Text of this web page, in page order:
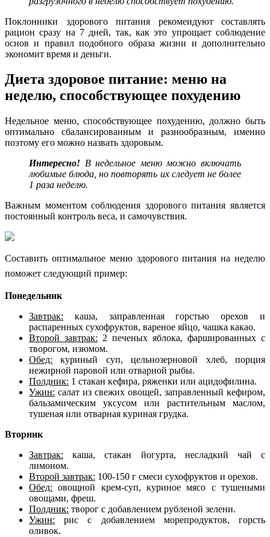
Поклонники здорового питания рекомендуют составлять
рацион сразу на 7 дней, так, как это упрощает соблюдение
основ и правил подобного образа жизни и дополнительно
экономит время и деньги.
Диета здоровое питание: меню на
неделю, способствующее похудению
Недельное меню, способствующее похудению, должно быть
оптимально сбалансированным и разнообразным, именно
поэтому его можно назвать здоровым.
Интересно! В недельное меню можно включать
любимые блюда, но повторять их следует не более
1 раза неделю.
Важным моментом соблюдения здорового питания является
постоянный контроль веса, и самочувствия.
Составить оптимальное меню здорового питания на неделю
поможет следующий пример:
Понедельник
Завтрак: каша, заправленная горстью орехов и
распаренных сухофруктов, вареное яйцо, чашка какао.
Второй завтрак: 2 печеных яблока, фаршированных с
творогом, изюмом.
Обед: куриный суп, цельнозерновой хлеб, порция
нежирной паровой или отварной рыбы.
Полдник: 1 стакан кефира, ряженки или ацидофилина.
Ужин: салат из свежих овощей, заправленный кефиром,
бальзамическим уксусом или растительным маслом,
тушеная или отварная куриная грудка.
Вторник
Завтрак: каша, стакан йогурта, несладкий чай с
лимоном.
Второй завтрак: 100-150 г смеси сухофруктов и орехов.
Обед: овощной крем-суп, куриное мясо с тушеными
овощами, фреш.
Полдник: творог с добавлением рубленой зелени.
Ужин: рис с добавлением морепродуктов, горсть
оливок.